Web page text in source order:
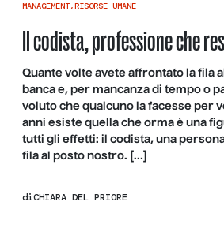
MANAGEMENT,RISORSE UMANE
Il codista, professione che
Quante volte avete affrontato la fila
banca e, per mancanza di tempo o
voluto che qualcuno la facesse per
anni esiste quella che orma è una
tutti gli effetti: il codista, una
fila al posto nostro. […]
diCHIARA DEL PRIORE